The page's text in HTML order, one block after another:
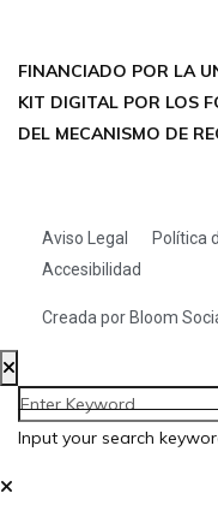
FINANCIADO POR LA
KIT DIGITAL POR LOS
DEL MECANISMO DE
Creada por Bloom
Aviso Legal Política
Accesibilidad
Input your search